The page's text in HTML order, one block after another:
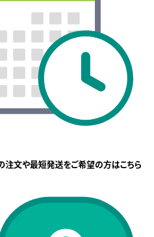
注文や最短発送をご希望の方はこちら